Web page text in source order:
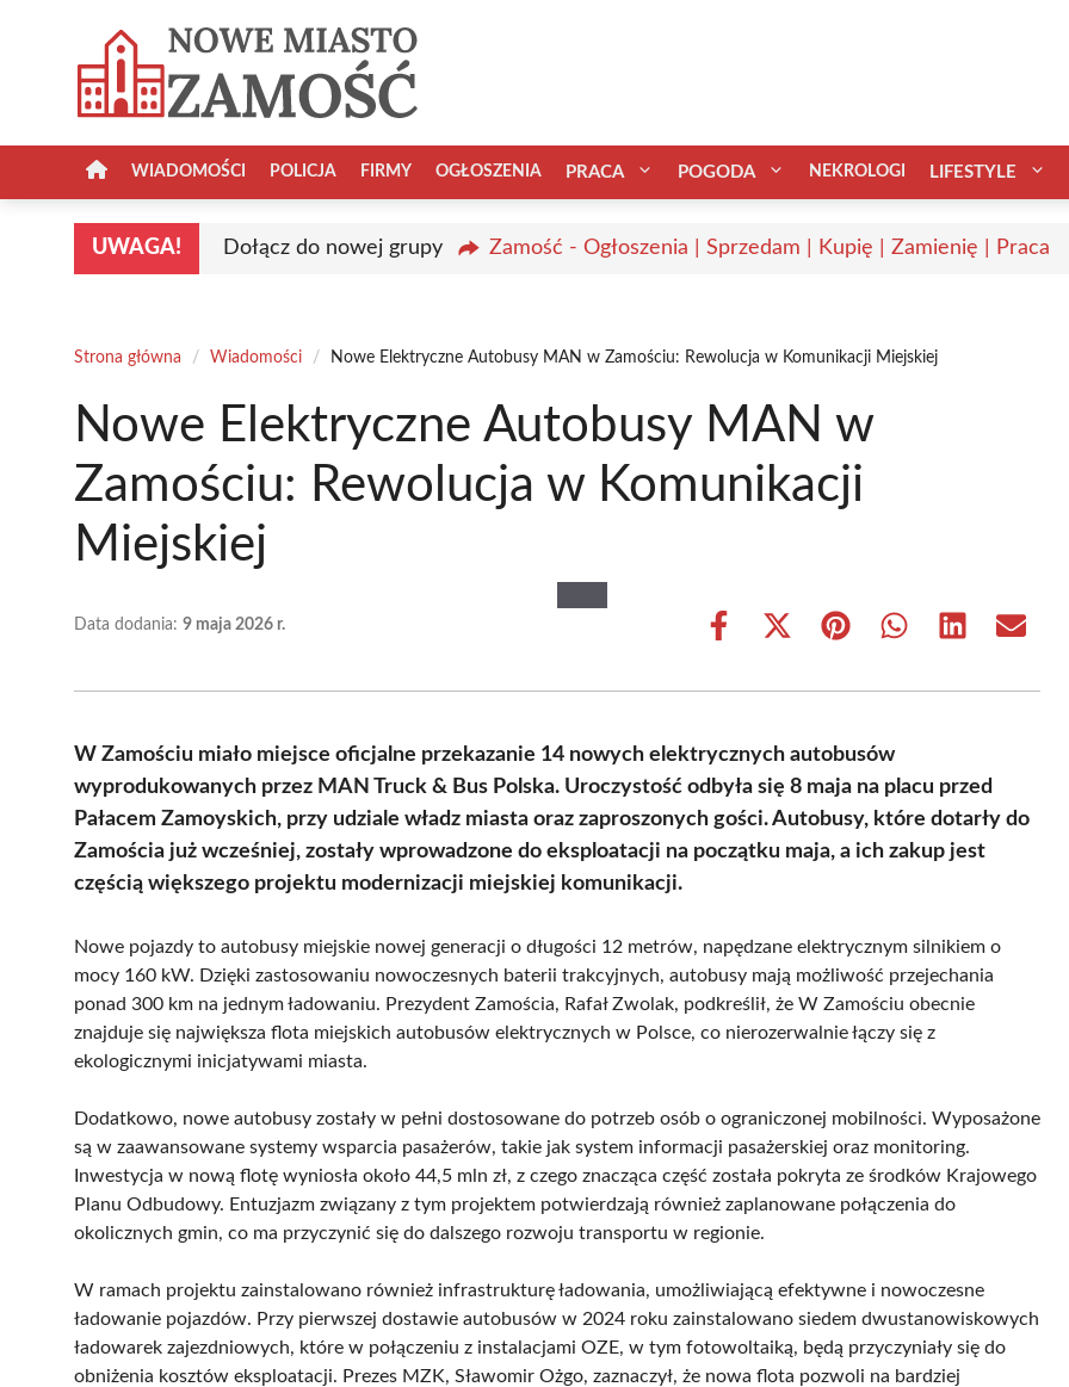
WIADOMOŚCI POLICJA FIRMY OGŁOSZENIA PRACA POGODA NEKROLOGI LIFESTYLE
UWAGA! Dołącz do nowej grupy Zamość - Ogłoszenia | Sprzedam | Kupię | Zamienię | Praca
Strona główna / Wiadomości / Nowe Elektryczne Autobusy MAN w Zamościu: Rewolucja w Komunikacji Miejskiej
Nowe Elektryczne Autobusy MAN w
Zamościu: Rewolucja w Komunikacji
Miejskiej
Data dodania: 9 maja 2026 r.
Share
Share
(Twitter)
Share Share Share Share
W Zamościu miało miejsce oficjalne przekazanie 14 nowych elektrycznych autobusów
wyprodukowanych przez MAN Truck & Bus Polska. Uroczystość odbyła się 8 maja na placu przed
Pałacem Zamoyskich, przy udziale władz miasta oraz zaproszonych gości. Autobusy, które dotarły do
Zamościa już wcześniej, zostały wprowadzone do eksploatacji na początku maja, a ich zakup jest
częścią większego projektu modernizacji miejskiej komunikacji.
Nowe pojazdy to autobusy miejskie nowej generacji o długości 12 metrów, napędzane elektrycznym silnikiem o
mocy 160 kW. Dzięki zastosowaniu nowoczesnych baterii trakcyjnych, autobusy mają możliwość przejechania
ponad 300 km na jednym ładowaniu. Prezydent Zamościa, Rafał Zwolak, podkreślił, że W Zamościu obecnie
znajduje się największa flota miejskich autobusów elektrycznych w Polsce, co nierozerwalnie łączy się z
ekologicznymi inicjatywami miasta.
Dodatkowo, nowe autobusy zostały w pełni dostosowane do potrzeb osób o ograniczonej mobilności. Wyposażone
są w zaawansowane systemy wsparcia pasażerów, takie jak system informacji pasażerskiej oraz monitoring.
Inwestycja w nową flotę wyniosła około 44,5 mln zł, z czego znacząca część została pokryta ze środków Krajowego
Planu Odbudowy. Entuzjazm związany z tym projektem potwierdzają również zaplanowane połączenia do
okolicznych gmin, co ma przyczynić się do dalszego rozwoju transportu w regionie.
W ramach projektu zainstalowano również infrastrukturę ładowania, umożliwiającą efektywne i nowoczesne
ładowanie pojazdów. Przy pierwszej dostawie autobusów w 2024 roku zainstalowano siedem dwustanowiskowych
ładowarek zajezdniowych, które w połączeniu z instalacjami OZE, w tym fotowoltaiką, będą przyczyniały się do
obniżenia kosztów eksploatacji. Prezes MZK, Sławomir Ożgo, zaznaczył, że nowa flota pozwoli na bardziej